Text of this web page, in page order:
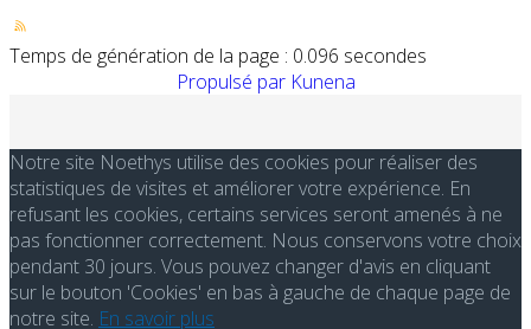
Temps de génération de la page : 0.096 secondes
Propulsé par Kunena
Notre site Noethys utilise des cookies pour réaliser des
statistiques de visites et améliorer votre expérience. En
refusant les cookies, certains services seront amenés à ne
pas fonctionner correctement. Nous conservons votre choix
pendant 30 jours. Vous pouvez changer d'avis en cliquant
sur le bouton 'Cookies' en bas à gauche de chaque page de
notre site. En savoir plus